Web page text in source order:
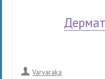
. Varvaraka